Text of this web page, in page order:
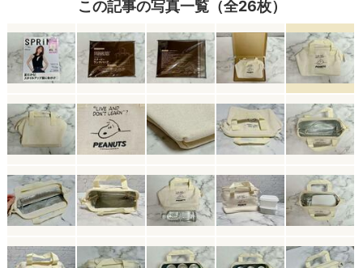
この記事の写真一覧（全26枚）